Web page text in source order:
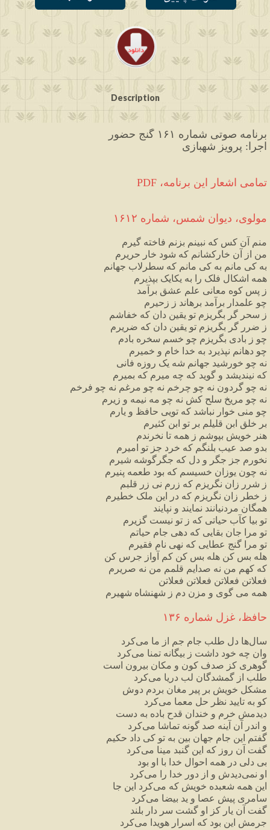
Description
برنامه صوتی شماره ۱۶۱ گنج حضور
اجرا: پرویز شهبازی
PDF ،تمامی اشعار این برنامه
مولوی، دیوان شمس، شماره ۱۶۱۲
منم آن کس که نبینم بزنم فاخته گیرم
من از آن خارکشانم که شود خار حریرم
به کی مانم به کی مانم که سطرلاب جهانم
همه اشکال فلک را به یکایک بپذیرم
ز پس کوه معانی علم عشق برآمد
چو علمدار برآمد برهاند ز زحیرم
ز سحر گر بگریزم تو یقین دان که خفاشم
ز ضرر گر بگریزم تو یقین دان که ضریرم
چو ز بادی بگریزم چو خسم سخره بادم
چو دهانم نپذیرد به خدا خام و خمیرم
نه چو خورشید جهانم شه یک روزه فانی
که نیندیشد و گوید که چه میرم که بمیرم
نه چو گردون نه چو چرخم نه چو مرغم نه چو فرخم
نه چو مریخ سلح کش نه چو مه نیمه و زیرم
چو منی خوار نباشد که تویی حافظ و یارم
بر خلق ابن قلیلم بر تو ابن کثیرم
هنر خویش بپوشم ز همه تا نخرندم
بدو صد عیب بلنگم که خرد جز تو امیرم
نخورم جز جگر و دل که جگرگوشه شیرم
نه چون یوزان خسیسم که بود طعمه پنیرم
ز شرر زان نگریزم که زرم نی زر قلبم
ز خطر زان نگریزم که در این ملک خطیرم
همگان مردنیانند نمایند و نپایند
تو بیا کآب حیاتی که ز تو نیست گزیرم
تو مرا جان بقایی که دهی جام حیاتم
تو مرا گنج عطایی که نهی نام فقیرم
هله بس کن هله بس کن کم آواز جرس کن
که کهم من نه صدایم قلمم من نه صریرم
فعلاتن فعلاتن فعلاتن فعلاتن
همه می گوی و مزن دم ز شهنشاه شهیرم
حافظ، غزل شماره ۱۳۶
سالها دل طلب جام جم از ما میکرد
وان چه خود داشت ز بیگانه تمنا میکرد
گوهری کز صدف کون و مکان بیرون است
طلب از گمشدگان لب دریا میکرد
مشکل خویش بر پیر مغان بردم دوش
کو به تایید نظر حل معما میکرد
دیدمش خرم و خندان قدح باده به دست
و اندر آن آینه صد گونه تماشا میکرد
گفتم
این جام جهان بین به تو کی داد حکیم
گفت آن روز که این گنبد مینا میکرد
بی دلی در همه احوال خدا با او بود
او نمیدیدش و از دور خدا را میکرد
این همه شعبده خویش که میکرد این جا
سامری پیش عصا و ید بیضا میکرد
گفت آن یار کز او گشت سر دار بلند
جرمش این بود که اسرار هویدا میکرد